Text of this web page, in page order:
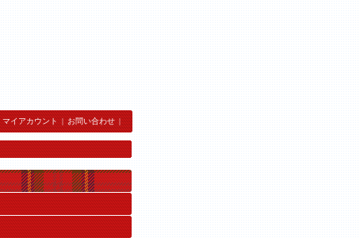
マイアカウント | お問い合わせ |